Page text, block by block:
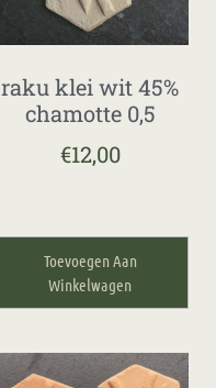
raku klei wit 45%
chamotte 0,5
€12,00
Toevoegen Aan
Winkelwagen